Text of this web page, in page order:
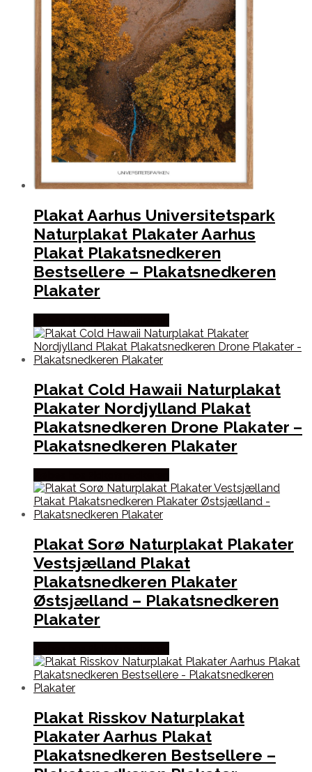
Plakat Aarhus Universitetspark
Naturplakat Plakater Aarhus
Plakat Plakatsnedkeren
Bestsellere – Plakatsnedkeren
Plakater
Plakat Cold Hawaii Naturplakat
Plakater Nordjylland Plakat
Plakatsnedkeren Drone Plakater –
Plakatsnedkeren Plakater
Plakat Sorø Naturplakat Plakater
Vestsjælland Plakat
Plakatsnedkeren Plakater
Østsjælland – Plakatsnedkeren
Plakater
Plakat Risskov Naturplakat
Plakater Aarhus Plakat
Plakatsnedkeren Bestsellere –